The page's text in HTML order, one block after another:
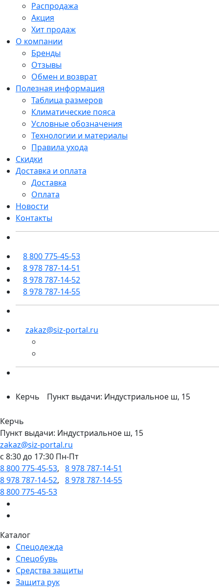
Распродажа
Акция
Хит продаж
О компании
Бренды
Отзывы
Обмен и возврат
Полезная информация
Таблица размеров
Климатические пояса
Условные обозначения
Технологии и материалы
Правила ухода
Скидки
Доставка и оплата
Доставка
Оплата
Новости
Контакты
8 800 775-45-53
8 978 787-14-51
8 978 787-14-52
8 978 787-14-55
zakaz@siz-portal.ru
Керчь Пункт выдачи: Индустриальное ш, 15
Керчь
Пункт выдачи: Индустриальное ш, 15
zakaz@siz-portal.ru
c 8:30 до 17:30 Пн-Пт
8 800 775-45-53, 8 978 787-14-51
8 978 787-14-52, 8 978 787-14-55
8 800 775-45-53
Каталог
Спецодежда
Спецобувь
Средства защиты
Защита рук